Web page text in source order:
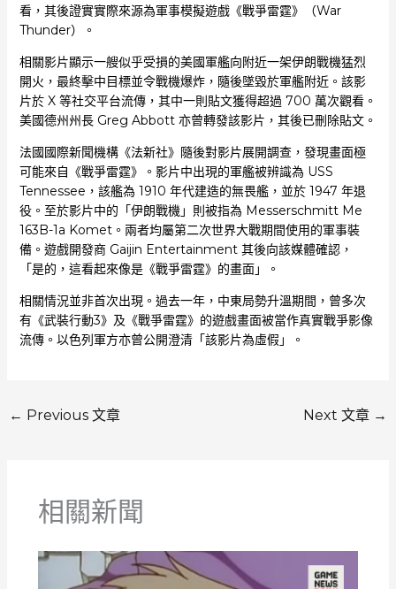
看，其後證實實際來源為軍事模擬遊戲《戰爭雷霆》（War
Thunder）。
相關影片顯示一艘似乎受損的美國軍艦向附近一架伊朗戰機猛烈
開火，最終擊中目標並令戰機爆炸，隨後墜毀於軍艦附近。該影
片於 X 等社交平台流傳，其中一則貼文獲得超過 700 萬次觀看。
美國德州州長 Greg Abbott 亦曾轉發該影片，其後已刪除貼文。
法國國際新聞機構《法新社》隨後對影片展開調查，發現畫面極
可能來自《戰爭雷霆》。影片中出現的軍艦被辨識為 USS
Tennessee，該艦為 1910 年代建造的無畏艦，並於 1947 年退
役。至於影片中的「伊朗戰機」則被指為 Messerschmitt Me
163B-1a Komet。兩者均屬第二次世界大戰期間使用的軍事裝
備。遊戲開發商 Gaijin Entertainment 其後向該媒體確認，
「是的，這看起來像是《戰爭雷霆》的畫面」。
相關情況並非首次出現。過去一年，中東局勢升溫期間，曾多次
有《武裝行動3》及《戰爭雷霆》的遊戲畫面被當作真實戰爭影像
流傳。以色列軍方亦曾公開澄清「該影片為虛假」。
← Previous 文章 Next 文章 →
相關新聞